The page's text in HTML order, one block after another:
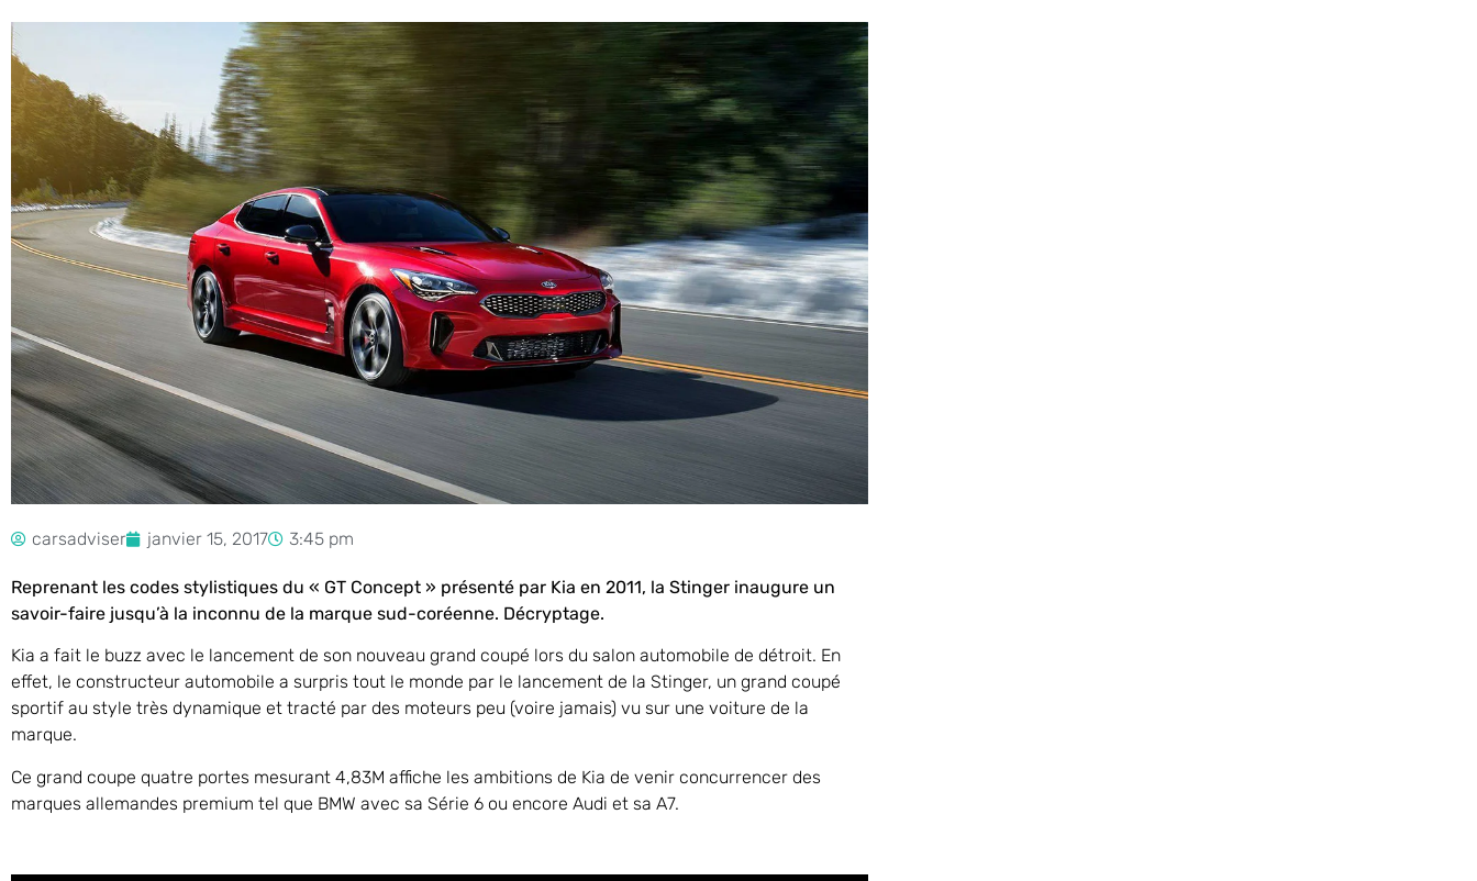
carsadviser janvier 15, 2017 3:45 pm
Reprenant les codes stylistiques du « GT Concept » présenté par Kia en 2011, la Stinger inaugure un
savoir-faire jusqu’à la inconnu de la marque sud-coréenne. Décryptage.
Kia a fait le buzz avec le lancement de son nouveau grand coupé lors du salon automobile de détroit. En
effet, le constructeur automobile a surpris tout le monde par le lancement de la Stinger, un grand coupé
sportif au style très dynamique et tracté par des moteurs peu (voire jamais) vu sur une voiture de la
marque.
Ce grand coupe quatre portes mesurant 4,83M affiche les ambitions de Kia de venir concurrencer des
marques allemandes premium tel que BMW avec sa Série 6 ou encore Audi et sa A7.